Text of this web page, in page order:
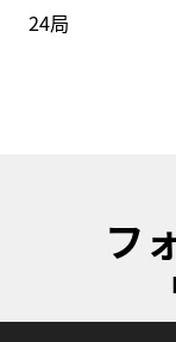
24局
フ